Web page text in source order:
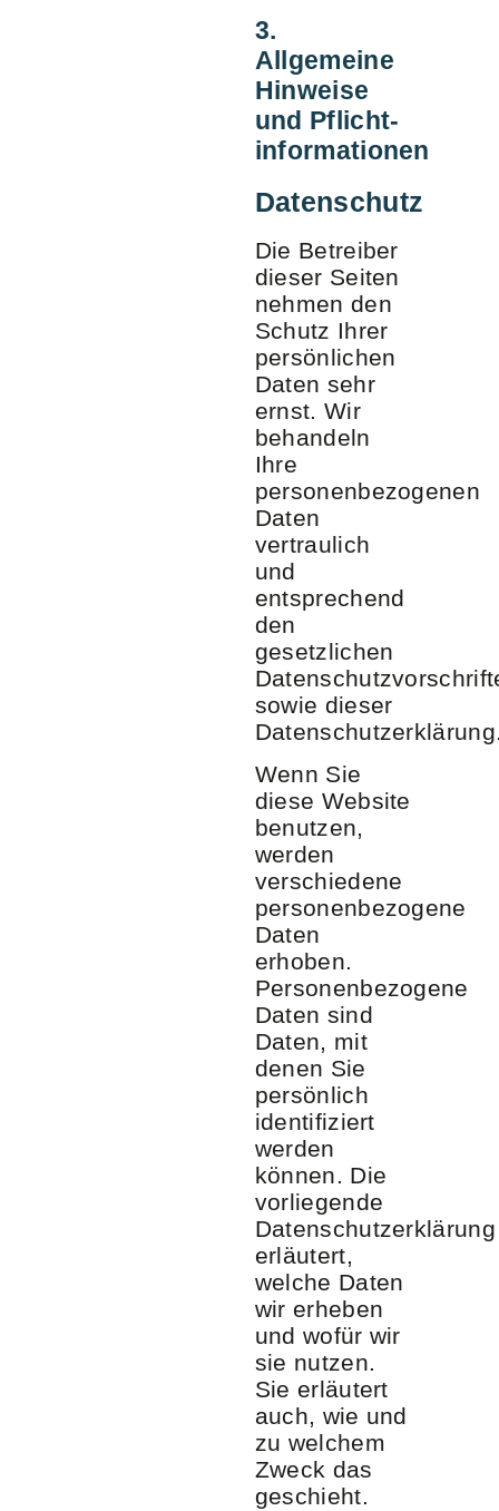
3.
Allgemeine
Hinweise
und Pflicht­
informationen
Datenschutz
Die Betreiber
dieser Seiten
nehmen den
Schutz Ihrer
persönlichen
Daten sehr
ernst. Wir
behandeln
Ihre
personenbezogenen
Daten
vertraulich
und
entsprechend
den
gesetzlichen
sowie dieser
Wenn Sie
diese Website
benutzen,
werden
verschiedene
personenbezogene
Daten
erhoben.
Personenbezogene
Daten sind
Daten, mit
denen Sie
persönlich
identifiziert
werden
können. Die
vorliegende
Datenschutzerklärung
erläutert,
welche Daten
wir erheben
und wofür wir
sie nutzen.
Sie erläutert
auch, wie und
zu welchem
Zweck das
geschieht.